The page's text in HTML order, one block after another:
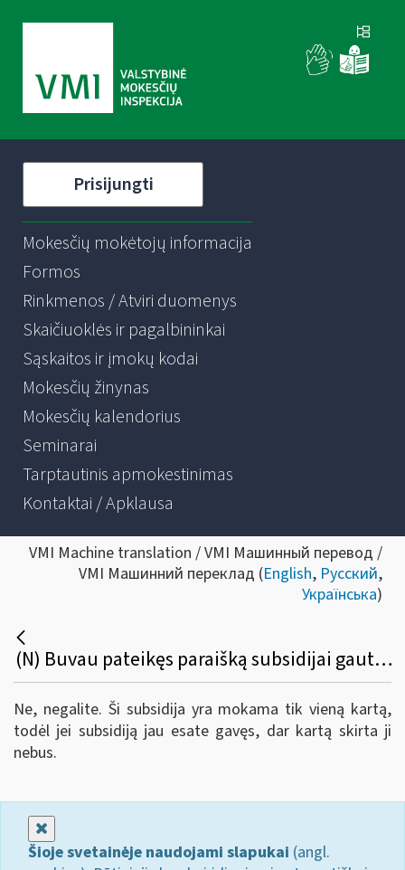
Prisijungti
Mokesčių mokėtojų informacija
Formos
Rinkmenos / Atviri duomenys
Skaičiuoklės ir pagalbininkai
Sąskaitos ir įmokų kodai
Mokesčių žinynas
Mokesčių kalendorius
Seminarai
Tarptautinis apmokestinimas
Kontaktai / Apklausa
VMI Machine translation / VMI Машинный перевод /
VMI Машинний переклад (English, Русский,
Українська)
(N) Buvau pateikęs paraišką subsidijai gauti ir man ji buvo skirta. Ar galiu dabar dar kartą teikti paraišką ir gauti subsidiją?
Ne, negalite. Ši subsidija yra mokama tik vieną kartą,
todėl jei subsidiją jau esate gavęs, dar kartą skirta ji
nebus.
Šioje svetainėje naudojami slapukai (angl.